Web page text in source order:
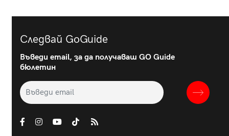
Следвай GoGuide
Въведи email, за да получаваш GO Guide
бюлетин